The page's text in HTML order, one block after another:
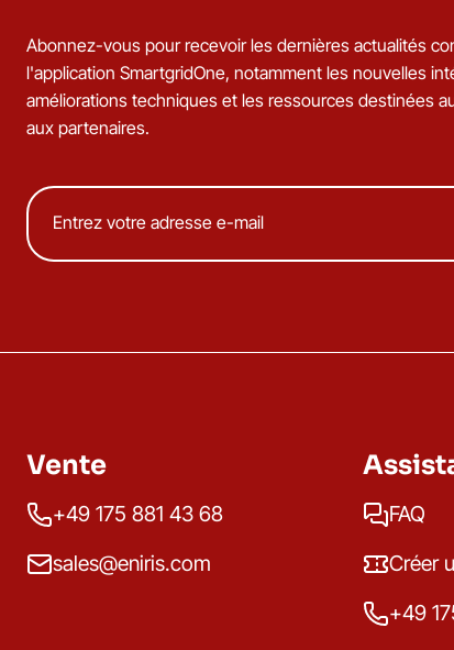
Abonnez-vous pour recevoir les dernières actualités
l'application SmartgridOne, notamment les nouvelles
améliorations techniques et les ressources destinées
aux partenaires.
Vente
+49 175 881 43 68
sales@eniris.com
FAQ
Créer
+49